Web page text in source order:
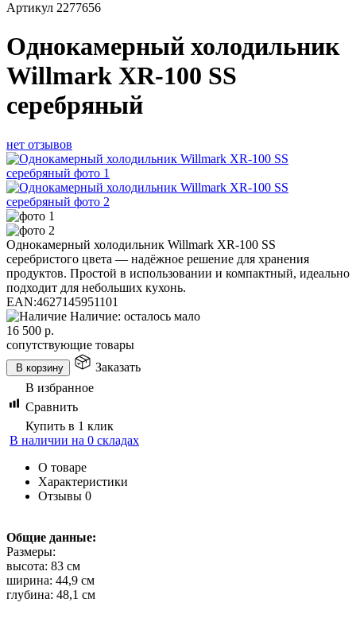
Артикул 2277656
Однокамерный холодильник
Willmark XR-100 SS
серебряный
нет отзывов
Однокамерный холодильник Willmark XR-100 SS
серебристого цвета — надёжное решение для хранения
продуктов. Простой в использовании и компактный, идеально
подходит для небольших кухонь.
EAN:4627145951101
Наличие: осталось мало
16 500 р.
сопутствующие товары
В корзину
Заказать
В избранное
Сравнить
Купить в 1 клик
В наличии на 0 складах
О товаре
Характеристики
Отзывы 0
Общие данные:
Размеры:
высота: 83 см
ширина: 44,9 см
глубина: 48,1 см